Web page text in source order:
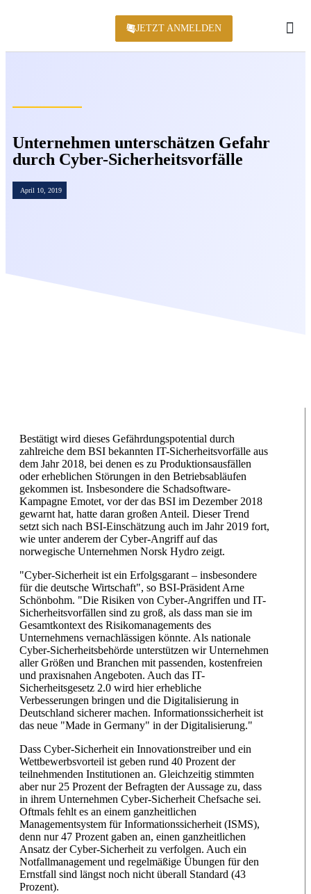
JETZT ANMELDEN
Unternehmen unterschätzen Gefahr
durch Cyber-Sicherheitsvorfälle
April 10, 2019
Bestätigt wird dieses Gefährdungspotential durch
zahlreiche dem BSI bekannten IT-Sicherheitsvorfälle aus
dem Jahr 2018, bei denen es zu Produktionsausfällen
oder erheblichen Störungen in den Betriebsabläufen
gekommen ist. Insbesondere die Schadsoftware-
Kampagne Emotet, vor der das BSI im Dezember 2018
gewarnt hat, hatte daran großen Anteil. Dieser Trend
setzt sich nach BSI-Einschätzung auch im Jahr 2019 fort,
wie unter anderem der Cyber-Angriff auf das
norwegische Unternehmen Norsk Hydro zeigt.
"Cyber-Sicherheit ist ein Erfolgsgarant – insbesondere
für die deutsche Wirtschaft", so BSI-Präsident Arne
Schönbohm. "Die Risiken von Cyber-Angriffen und IT-
Sicherheitsvorfällen sind zu groß, als dass man sie im
Gesamtkontext des Risikomanagements des
Unternehmens vernachlässigen könnte. Als nationale
Cyber-Sicherheitsbehörde unterstützen wir Unternehmen
aller Größen und Branchen mit passenden, kostenfreien
und praxisnahen Angeboten. Auch das IT-
Sicherheitsgesetz 2.0 wird hier erhebliche
Verbesserungen bringen und die Digitalisierung in
Deutschland sicherer machen. Informationssicherheit ist
das neue "Made in Germany" in der Digitalisierung."
Dass Cyber-Sicherheit ein Innovationstreiber und ein
Wettbewerbsvorteil ist geben rund 40 Prozent der
teilnehmenden Institutionen an. Gleichzeitig stimmten
aber nur 25 Prozent der Befragten der Aussage zu, dass
in ihrem Unternehmen Cyber-Sicherheit Chefsache sei.
Oftmals fehlt es an einem ganzheitlichen
Managementsystem für Informationssicherheit (ISMS),
denn nur 47 Prozent gaben an, einen ganzheitlichen
Ansatz der Cyber-Sicherheit zu verfolgen. Auch ein
Notfallmanagement und regelmäßige Übungen für den
Ernstfall sind längst noch nicht überall Standard (43
Prozent).